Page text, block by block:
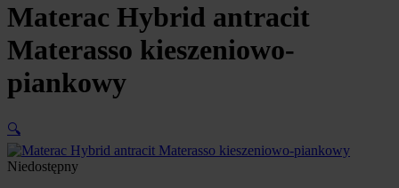
Materac Hybrid antracit
Materasso kieszeniowo-
piankowy
🔍
Niedostępny